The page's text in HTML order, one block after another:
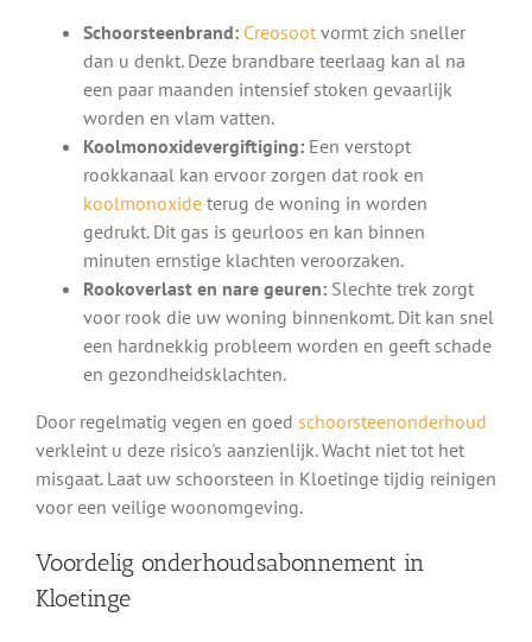
Schoorsteenbrand: Creosootvormt zich sneller
dan u denkt. Deze brandbare teerlaag kan al na
een paar maanden intensief stoken gevaarlijk
worden en vlam vatten.
Koolmonoxidevergiftiging:Een verstopt
rookkanaal kan ervoor zorgen dat rook en
koolmonoxideterug de woning in worden
gedrukt. Dit gas is geurloos en kan binnen
minuten ernstige klachten veroorzaken.
Rookoverlast en nare geuren:Slechte trek zorgt
voor rook die uw woning binnenkomt. Dit kan snel
een hardnekkig probleem worden en geeft schade
en gezondheidsklachten.
Door regelmatig vegen en goed schoorsteenonderhoud
verkleint u deze risico's aanzienlijk. Wacht niet tot het
misgaat. Laat uw schoorsteen in Kloetinge tijdig reinigen
voor een veilige woonomgeving.
Voordelig onderhoudsabonnement in
Kloetinge